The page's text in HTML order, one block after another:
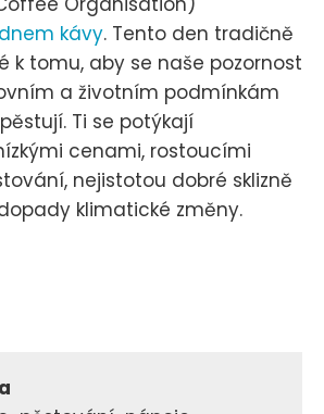
kávy. Tento den tradičně
k tomu, aby se naše pozornost
a životním podmínkám
Ti se potýkají
cenami, rostoucími
nejistotou dobré sklizně
klimatické změny.